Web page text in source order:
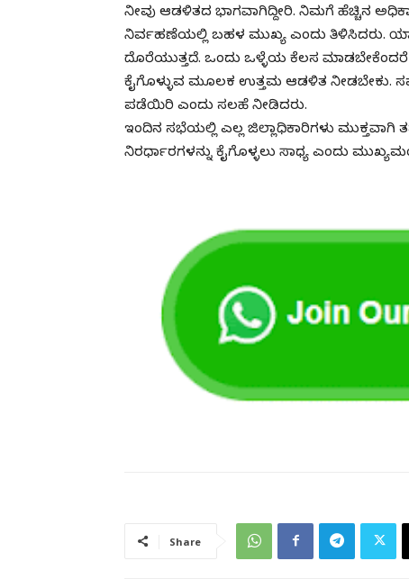
ನೀವು ಆಡಳಿತದ ಭಾಗವಾಗಿದ್ದೀರಿ. ನಿಮಗೆ ಹೆಚ್ಚಿನ
ನಿರ್ವಹಣೆಯಲ್ಲಿ ಬಹಳ ಮುಖ್ಯ ಎಂದು ತಿಳಿಸಿದರು.
ದೊರೆಯುತ್ತದೆ. ಒಂದು ಒಳ್ಳೆಯ ಕೆಲಸ ಮಾಡಬೇಕೆಂದರೆ
ಕೈಗೊಳ್ಳುವ ಮೂಲಕ ಉತ್ತಮ ಆಡಳಿತ ನೀಡಬೇಕು.
ಪಡೆಯಿರಿ ಎಂದು ಸಲಹೆ ನೀಡಿದರು.
ಇಂದಿನ ಸಭೆಯಲ್ಲಿ ಎಲ್ಲ ಜಿಲ್ಲಾಧಿಕಾರಿಗಳು ಮುಕ್ತವಾಗಿ
ನಿರರ್ಧಾರಗಳನ್ನು ಕೈಗೊಳ್ಳಲು ಸಾಧ್ಯ ಎಂದು
Share